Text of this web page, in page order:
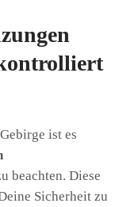
ist es
beachten. Diese
Sicherheit zu